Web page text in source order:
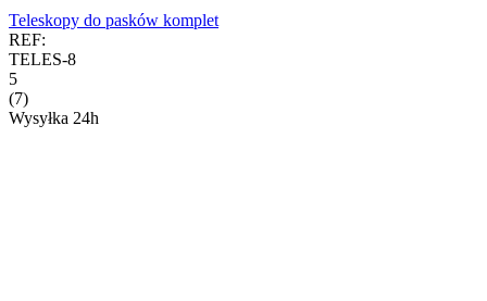
Teleskopy do pasków komplet
REF:
TELES-8
5
(7)
Wysyłka 24h